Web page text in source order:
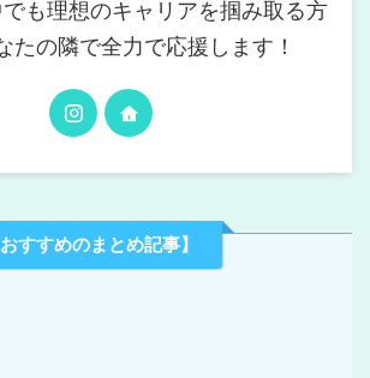
も理想のキャリアを掴み取る方
たの隣で全力で応援します！
すすめのまとめ記事】